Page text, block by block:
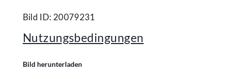
Bild ID: 20079231
Nutzungsbedingungen
Bild herunterladen